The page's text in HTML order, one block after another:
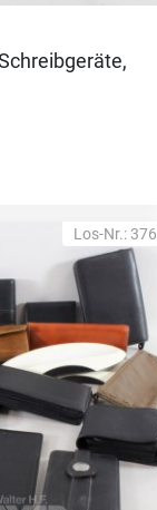
Los-Nr.: 376